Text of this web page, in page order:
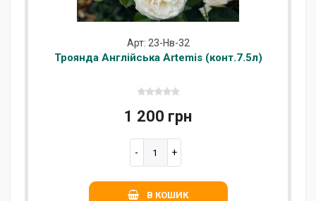
Арт: 23-Нв-32
Троянда Англійська Artemis (конт.7.5л)
1 200 грн
В КОШИК